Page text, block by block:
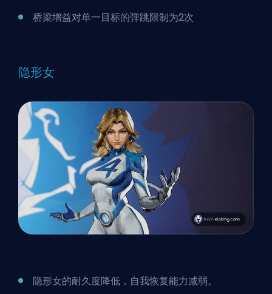
桥梁增益对单一目标的弹跳限制为2次
隐形女
隐形女的耐久度降低，自我恢复能力减弱。